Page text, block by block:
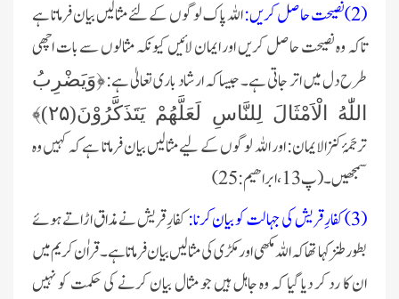
‏(2)نصیحت حاصل کریں:
اللہ پاک لوگوں کے لئے مثالیں بیان فرماتا ہے
تاکہ وہ نصیحت حاصل کریں اور ایمان لائیں کیونکہ ‏مثالوں سے بات اچھی
طرح دل میں اتر جاتی ہے۔ جیسا کہ ارشاد باری تعالیٰ ہے:﴿وَیَضْرِبُ
اللّٰهُ الْاَمْثَالَ لِلنَّاسِ لَعَلَّهُمْ ‏یَتَذَكَّرُوْنَ(۲۵) ﴾
ترجَمۂ کنزالایمان: اور اللہ لوگوں کے لیے مثالیں بیان فرماتا ہے کہ کہیں وہ
سمجھیں۔(پ13،ابراھیم:25)‏
‏(3)کفارِ قریش کی جہالت کو بیان کرنا:
کفارِ قریش نے مذاق اڑاتے ہوئے
بطور طنز کہا تھا کہ اللہ مکھی اور مکڑی کی مثالیں بیان ‏فرماتا ہے۔ قراٰن کریم میں
ان کا رد کر دیا گیا کہ وہ جاہل ہیں جو مثال بیان کرنے کی حکمت کو نہیں